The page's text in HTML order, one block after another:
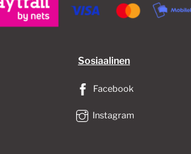
Sosiaalinen
Facebook
Instagram